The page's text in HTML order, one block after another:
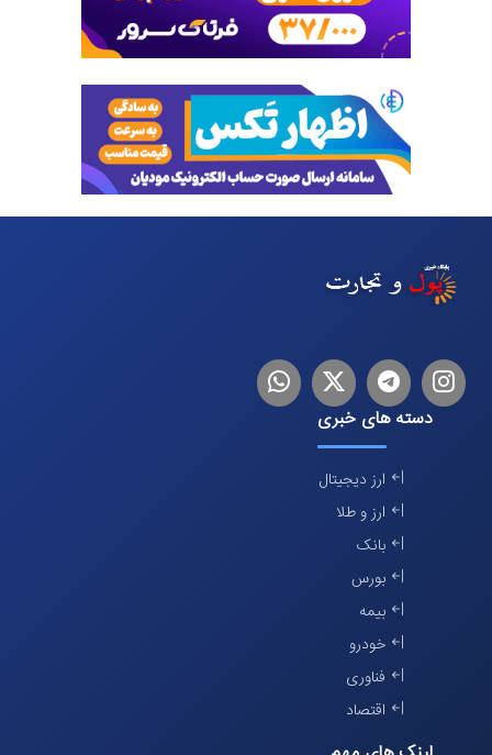
اینستاگرام
تلگرام توییترلینکدین
دسته های خبری
ارز دیجیتال
ارز و طلا
بانک
بورس
بیمه
خودرو
فناوری
اقتصاد